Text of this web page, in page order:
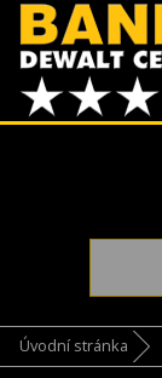
Úvodní stránka